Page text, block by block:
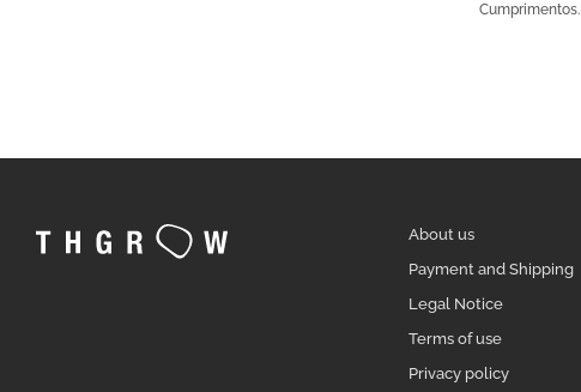
Cumprimentos.
About us
Payment and Shipping
Legal Notice
Terms of use
Privacy policy